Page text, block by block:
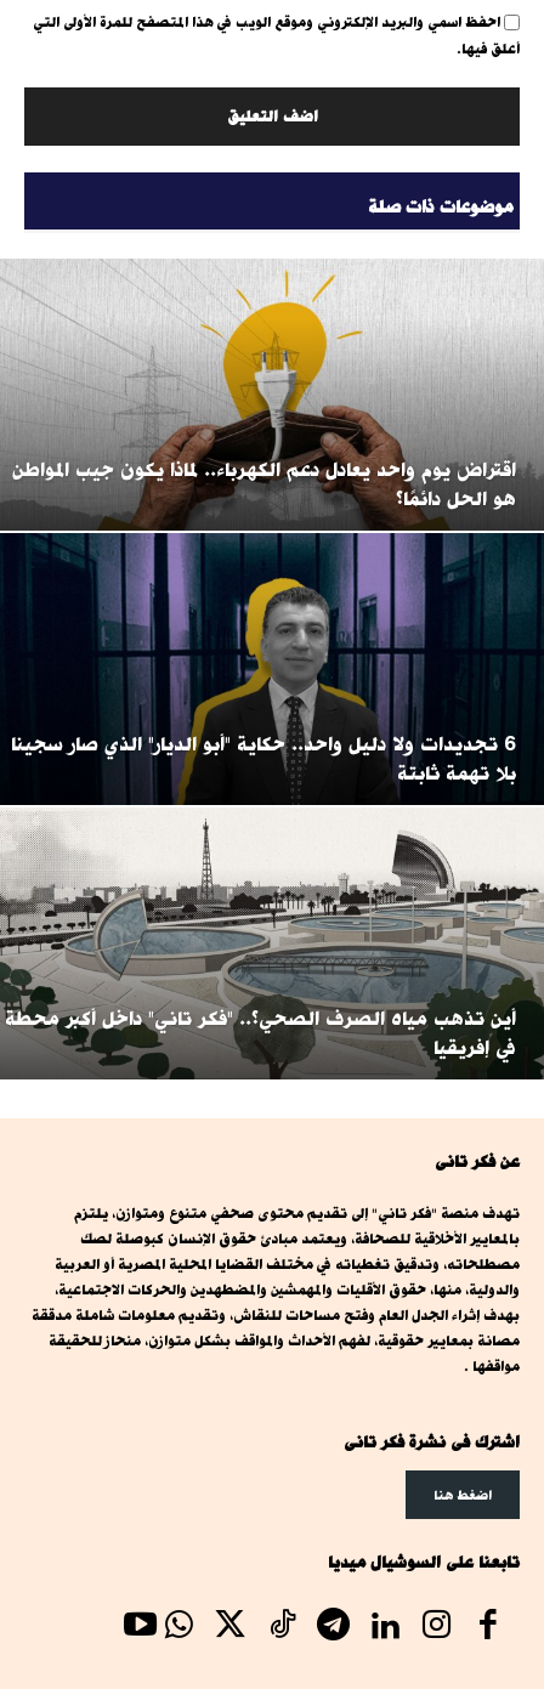
احفظ اسمي والبريد الإلكتروني وموقع الويب في هذا المتصفح للمرة الأولى التي
أعلق فيها.
موضوعات ذات صلة
اقتراض يوم واحد يعادل دعم الكهرباء.. لماذا يكون جيب المواطن
هو الحل دائمًا؟
6 تجديدات ولا دليل واحد.. حكاية "أبو الديار" الذي صار سجينا
بلا تهمة ثابتة
أين تذهب مياه الصرف الصحي؟.. "فكر تاني" داخل أكبر محطة
في إفريقيا
عن فكر تانى
تهدف منصة "فكر تاني" إلى تقديم محتوى صحفي متنوع ومتوازن، يلتزم
بالمعايير الأخلاقية للصحافة، ويعتمد مبادئ حقوق الإنسان كبوصلة لصك
مصطلحاته، وتدقيق تغطياته في مختلف القضايا المحلية المصرية أو العربية
والدولية، منها، حقوق الأقليات والمهمشين والمضطهدين والحركات الاجتماعية،
بهدف إثراء الجدل العام وفتح مساحات للنقاش، وتقديم معلومات شاملة مدققة
مصانة بمعايير حقوقية، لفهم الأحداث والمواقف بشكل متوازن، منحاز للحقيقة
مواقفها .
اشترك فى نشرة فكر تانى
اضغط هنا
تابعنا على السوشيال ميديا